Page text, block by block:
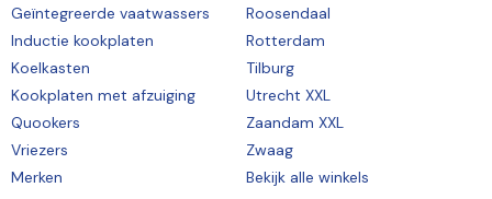
Geïntegreerde vaatwassers
Inductie kookplaten
Koelkasten
Kookplaten met afzuiging
Quookers
Vriezers
Merken
Roosendaal
Rotterdam
Tilburg
Utrecht XXL
Zaandam XXL
Zwaag
Bekijk alle winkels